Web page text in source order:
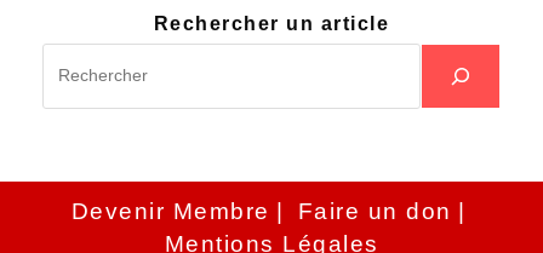
Rechercher un article
Devenir Membre
Faire un don
Mentions Légales